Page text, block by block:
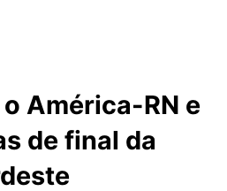
América-RN e
de final da